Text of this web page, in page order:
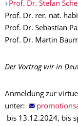
Prof. Dr. Stefan
Prof. Dr. rer. nat.
Prof. Dr. Sebastian
Prof. Dr. Martin
Der Vortrag wir in
Anmeldung zur
unter:
bis 13.12.2024, bis